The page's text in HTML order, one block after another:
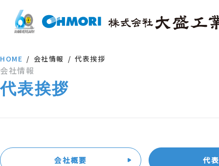
HOME 会社情報 代表挨拶
会社情報
代表挨拶
会社概要 代